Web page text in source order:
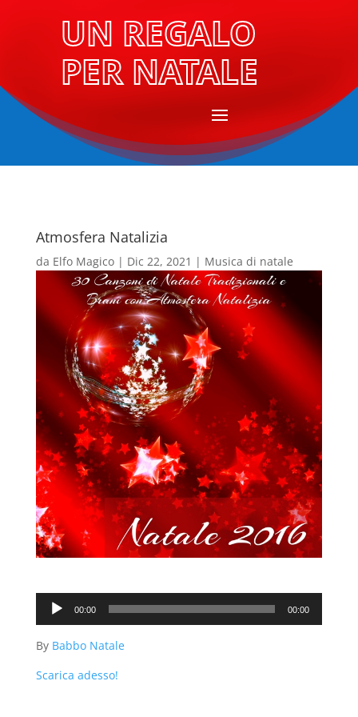
UN REGALO
PER NATALE
Atmosfera Natalizia
da Elfo Magico| Dic 22, 2021 | Musica di natale
Audio
Player
00:00 00:00
By Babbo Natale
Scarica adesso!